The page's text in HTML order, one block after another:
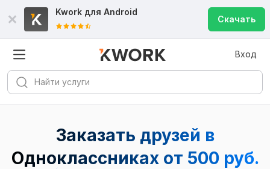
Kwork для Android
Скачать
Вход
Заказать друзей в
Одноклассниках от 500 руб.